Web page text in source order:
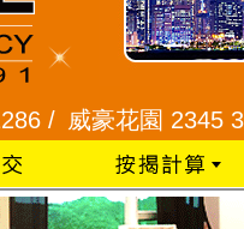
威豪花園 2345 3331 /